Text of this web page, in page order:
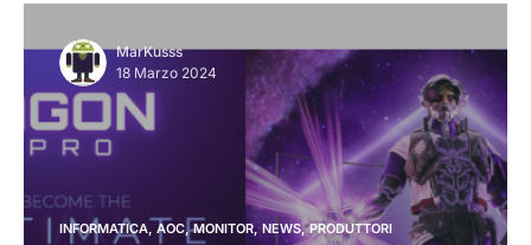
MarKusss
18 Marzo 2024
INFORMATICA AOC MONITOR NEWS PRODUTTORI